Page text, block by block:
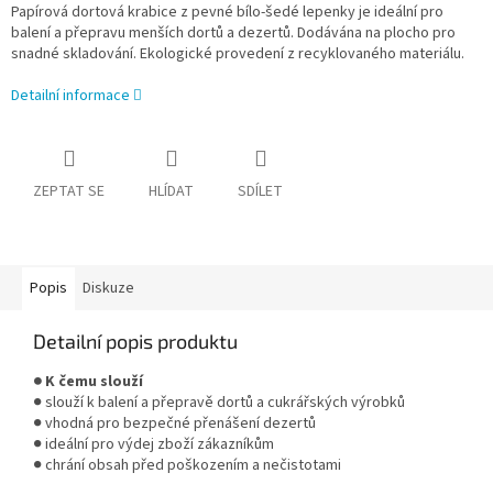
Papírová dortová krabice z pevné bílo-šedé lepenky je ideální pro
balení a přepravu menších dortů a dezertů. Dodávána na plocho pro
snadné skladování. Ekologické provedení z recyklovaného materiálu.
Detailní informace
ZEPTAT SE HLÍDAT SDÍLET
Popis Diskuze
Detailní popis produktu
● K čemu slouží
● slouží k balení a přepravě dortů a cukrářských výrobků
● vhodná pro bezpečné přenášení dezertů
● ideální pro výdej zboží zákazníkům
● chrání obsah před poškozením a nečistotami